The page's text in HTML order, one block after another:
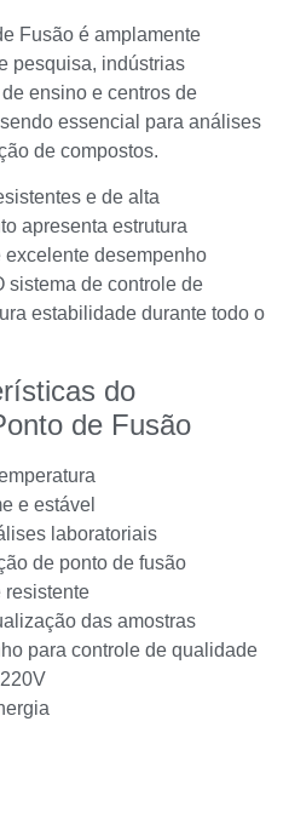
Fusão é amplamente
pesquisa, indústrias
ensino e centros de
essencial para análises
de compostos.
e de alta
apresenta estrutura
desempenho
sistema de controle de
estabilidade durante todo o
do
de Fusão
e estável
laboratoriais
de ponto de fusão
resistente
das amostras
para controle de qualidade